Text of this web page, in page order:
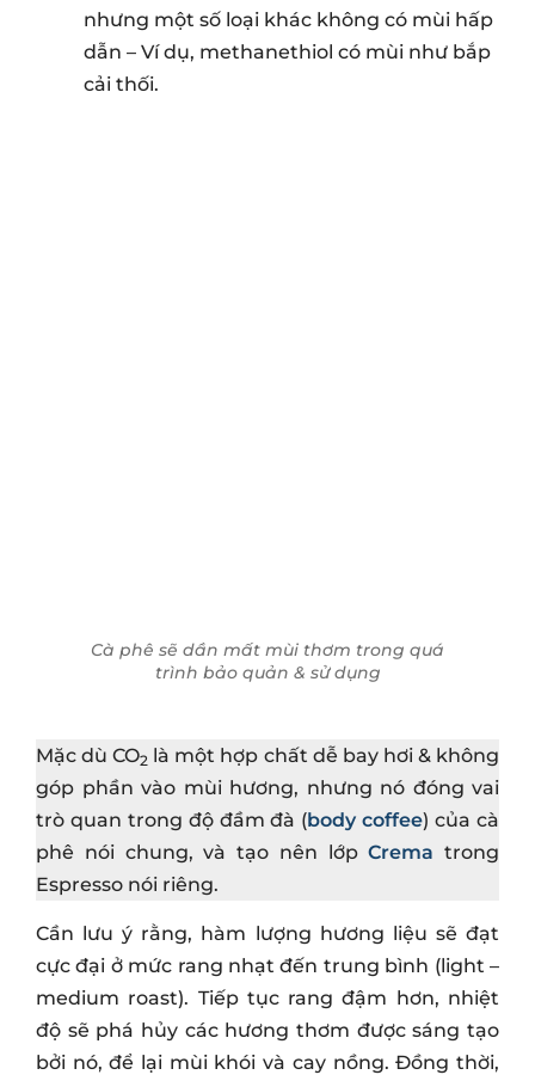
nhưng một số loại khác không có mùi hấp
dẫn – Ví dụ, methanethiol có mùi như bắp
cải thối.
Cà phê sẽ dần mất mùi thơm trong quá
trình bảo quản & sử dụng
Mặc dù CO2 là một hợp chất dễ bay hơi & không
góp phần vào mùi hương, nhưng nó đóng vai
trò quan trong độ đầm đà (body coffee) của cà
phê nói chung, và tạo nên lớpCrema trong
Espresso nói riêng.
Cần lưu ý rằng, hàm lượng hương liệu sẽ đạt
cực đại ở mức rang nhạt đến trung bình (light –
medium roast). Tiếp tục rang đậm hơn, nhiệt
độ sẽ phá hủy các hương thơm được sáng tạo
bởi nó, để lại mùi khói và cay nồng. Đồng thời,